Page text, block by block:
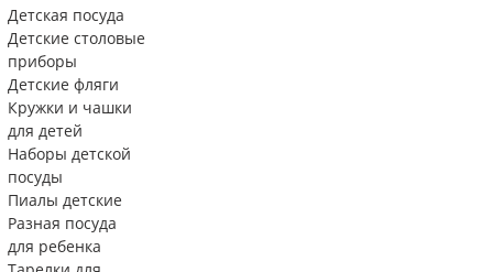
Детская посуда
Детские столовые
приборы
Детские фляги
Кружки и чашки
для детей
Наборы детской
посуды
Пиалы детские
Разная посуда
для ребенка